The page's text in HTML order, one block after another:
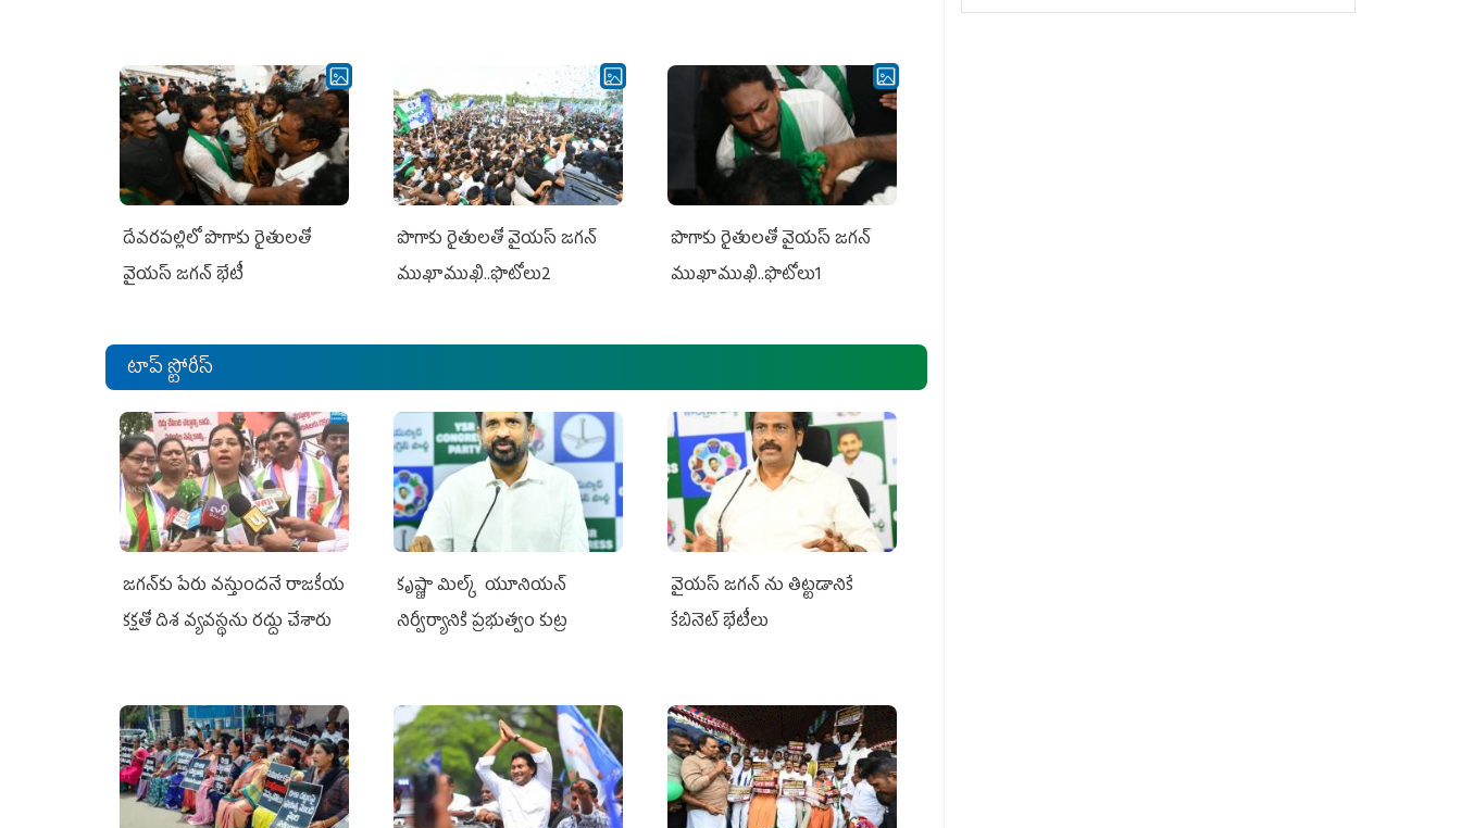
దేవరపల్లిలో పొగాకు రైతులతో
వైయస్ జగన్ భేటీ
పొగాకు రైతుల‌తో వైయ‌స్ జ‌గ‌న్
ముఖాముఖి..ఫొటోలు2
పొగాకు రైతుల‌తో వైయ‌స్ జ‌గ‌న్
ముఖాముఖి..ఫొటోలు1
టాప్ స్టోరీస్
జగన్‌కు పేరు వస్తుందనే రాజకీయ
కక్షతో దిశ వ్య‌వ‌స్థ‌ను రద్దు చేశారు
కృష్ణా మిల్క్‌ యూనియన్‌
నిర్వీర్యానికి ప్రభుత్వం కుట్ర
వైయ‌స్ జగన్‌ ను తిట్టడానికే
కేబినెట్‌ భేటీలు